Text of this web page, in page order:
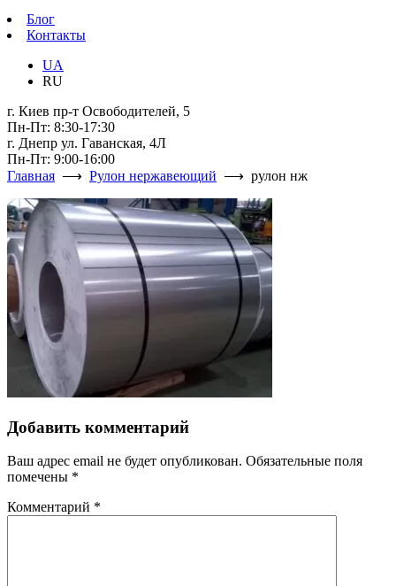
Блог
Контакты
UA
RU
г. Киев пр-т Освободителей, 5
Пн-Пт: 8:30-17:30
г. Днепр ул. Гаванская, 4Л
Пн-Пт: 9:00-16:00
Главная ⟶ Рулон нержавеющий ⟶ рулон нж
Добавить комментарий
Ваш адрес email не будет опубликован. Обязательные поля
помечены *
Комментарий *